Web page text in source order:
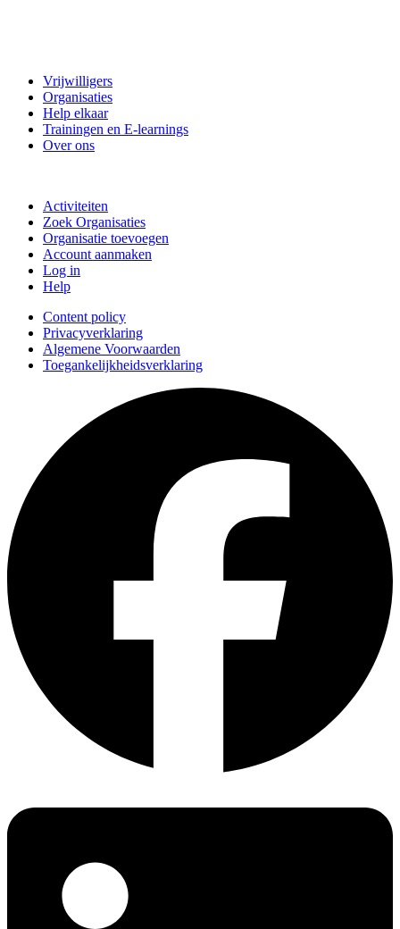
Vrijwilligers
Organisaties
Help elkaar
Trainingen en E-learnings
Over ons
Activiteiten
Zoek Organisaties
Organisatie toevoegen
Account aanmaken
Log in
Help
Content policy
Privacyverklaring
Algemene Voorwaarden
Toegankelijkheidsverklaring